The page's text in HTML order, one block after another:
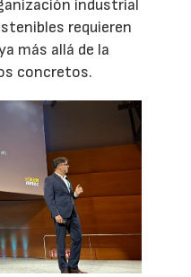
industrial
requieren
más allá de la
concretos.